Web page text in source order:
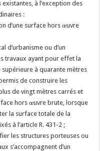
à l’exception des
:
d’une surface hors œuvre
d’urbanisme ou d’un
travaux ayant pour effet la
à quarante mètres
de construire les
de vingt mètres carrés et
hors œuvre brute, lorsque
la surface totale de la
à l’article R. 431-2 ;
les structures porteuses ou
s’accompagnent d’un